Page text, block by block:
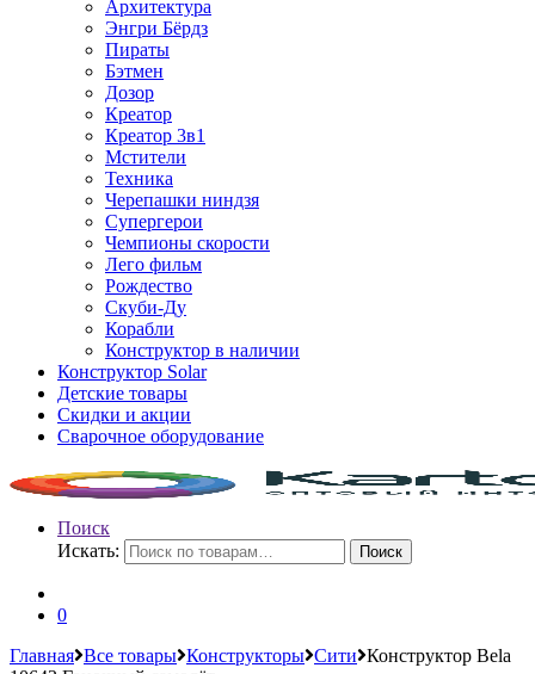
Архитектура
Энгри Бёрдз
Пираты
Бэтмен
Дозор
Креатор
Креатор 3в1
Мстители
Техника
Черепашки ниндзя
Супергерои
Чемпионы скорости
Лего фильм
Рождество
Скуби-Ду
Корабли
Конструктор в наличии
Конструктор Solar
Детские товары
Скидки и акции
Сварочное оборудование
Поиск
Искать:
Поиск
0
Главная Все товары Конструкторы Сити Конструктор Bela